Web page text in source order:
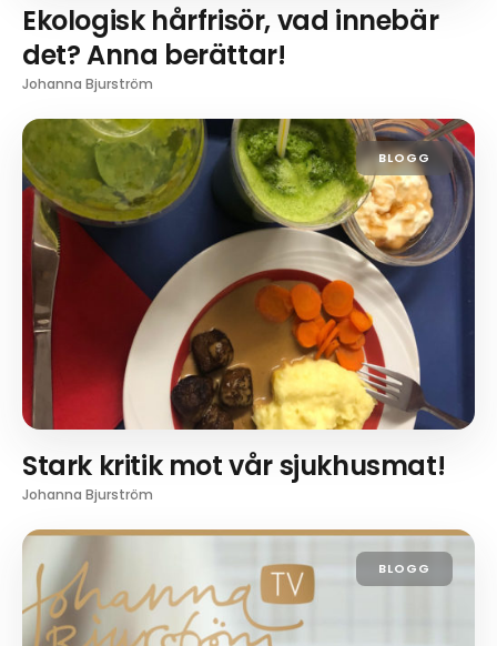
Ekologisk hårfrisör, vad innebär
det? Anna berättar!
Johanna Bjurström
BLOGG
Stark kritik mot vår sjukhusmat!
Johanna Bjurström
BLOGG